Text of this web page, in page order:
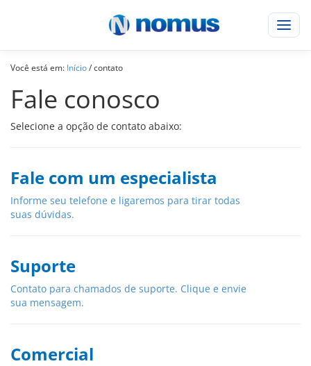
Abrir
menu
Você está em: Início/ contato
Fale conosco
Selecione a opção de contato abaixo:
Fale com um especialista
Informe seu telefone e ligaremos para tirar todas
suas dúvidas.
Suporte
Contato para chamados de suporte. Clique e envie
sua mensagem.
Comercial